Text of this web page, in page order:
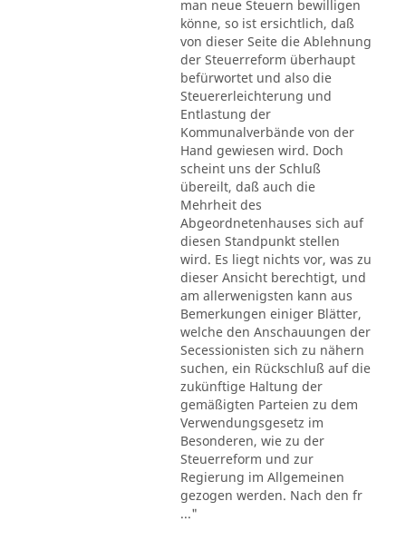
man neue Steuern bewilligen
könne, so ist ersichtlich, daß
von dieser Seite die Ablehnung
der Steuerreform überhaupt
befürwortet und also die
Steuererleichterung und
Entlastung der
Kommunalverbände von der
Hand gewiesen wird. Doch
scheint uns der Schluß
übereilt, daß auch die
Mehrheit des
Abgeordnetenhauses sich auf
diesen Standpunkt stellen
wird. Es liegt nichts vor, was zu
dieser Ansicht berechtigt, und
am allerwenigsten kann aus
Bemerkungen einiger Blätter,
welche den Anschauungen der
Secessionisten sich zu nähern
suchen, ein Rückschluß auf die
zukünftige Haltung der
gemäßigten Parteien zu dem
Verwendungsgesetz im
Besonderen, wie zu der
Steuerreform und zur
Regierung im Allgemeinen
gezogen werden. Nach den fr
..."